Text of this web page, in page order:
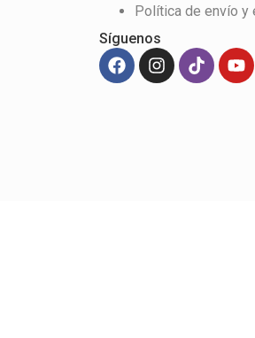
Política de envío y
Síguenos